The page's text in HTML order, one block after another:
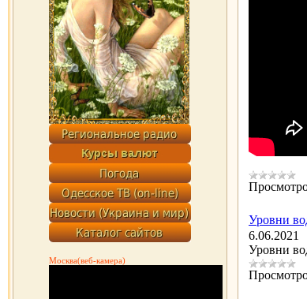
Москва(веб-камера)
Уровни
6.06.2021
Уровни